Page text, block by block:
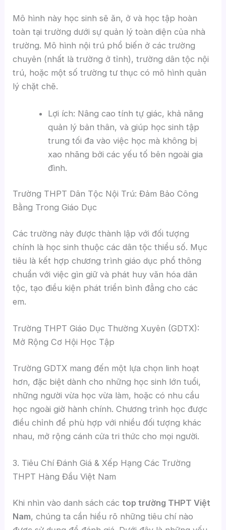
Mô hình này học sinh sẽ ăn, ở và học tập hoàn
toàn tại trường dưới sự quản lý toàn diện của nhà
trường. Mô hình nội trú phổ biến ở các trường
chuyên (nhất là trường ở tỉnh), trường dân tộc nội
trú, hoặc một số trường tư thục có mô hình quản
lý chặt chẽ.
Lợi ích: Nâng cao tính tự giác, khả năng
quản lý bản thân, và giúp học sinh tập
trung tối đa vào việc học mà không bị
xao nhãng bởi các yếu tố bên ngoài gia
đình.
Trường THPT Dân Tộc Nội Trú: Đảm Bảo Công
Bằng Trong Giáo Dục
Các trường này được thành lập với đối tượng
chính là học sinh thuộc các dân tộc thiểu số. Mục
tiêu là kết hợp chương trình giáo dục phổ thông
chuẩn với việc gìn giữ và phát huy văn hóa dân
tộc, tạo điều kiện phát triển bình đẳng cho các
em.
Trường THPT Giáo Dục Thường Xuyên (GDTX):
Mở Rộng Cơ Hội Học Tập
Trường GDTX mang đến một lựa chọn linh hoạt
hơn, đặc biệt dành cho những học sinh lớn tuổi,
những người vừa học vừa làm, hoặc có nhu cầu
học ngoài giờ hành chính. Chương trình học được
điều chỉnh để phù hợp với nhiều đối tượng khác
nhau, mở rộng cánh cửa tri thức cho mọi người.
3. Tiêu Chí Đánh Giá & Xếp Hạng Các Trường
THPT Hàng Đầu Việt Nam
Khi nhìn vào danh sách cáctop trường THPT Việt
Nam, chúng ta cần hiểu rõ những tiêu chí nào